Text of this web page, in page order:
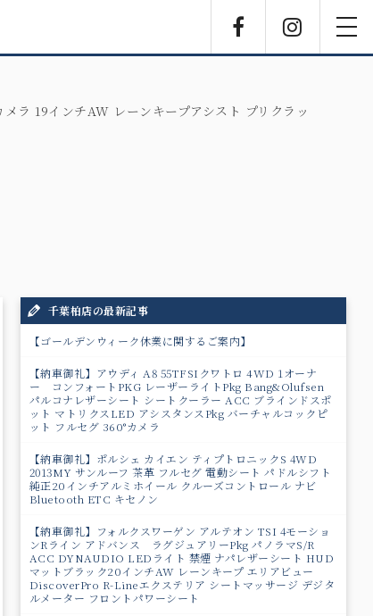
ラ 19インチAW レーンキープアシスト プリクラッ
千葉柏店の最新記事
【ゴールデンウィーク休業に関するご案内】
【納車御礼】アウディ A8 55TFSIクワトロ 4WD 1オーナ
ー コンフォートPKG レーザーライトPkg Bang&Olufsen
パルコナレザーシート シートクーラー ACC ブラインドスポ
ット マトリクスLED アシスタンスPkg バーチャルコックピ
ット フルセグ 360°カメラ
【納車御礼】ポルシェ カイエン ティプトロニックS 4WD
2013MY サンルーフ 茶革 フルセグ 電動シート パドルシフト
純正20インチアルミホイール クルーズコントロール ナビ
Bluetooth ETC キセノン
【納車御礼】フォルクスワーゲン アルテオン TSI 4モーショ
ンRライン アドバンス ラグジュアリーPkg パノラマS/R
ACC DYNAUDIO LEDライト 禁煙 ナパレザーシート HUD
マットブラック20インチAW レーンキープ エリアビュー
DiscoverPro R-Lineエクステリア シートマッサージ デジタ
ルメーター フロントパワーシート